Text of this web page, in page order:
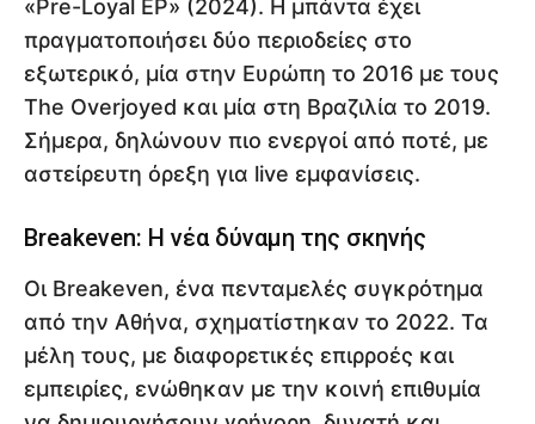
«Pre-Loyal EP» (2024). Η μπάντα έχει
πραγματοποιήσει δύο περιοδείες στο
εξωτερικό, μία στην Ευρώπη το 2016 με τους
The Overjoyed και μία στη Βραζιλία το 2019.
Σήμερα, δηλώνουν πιο ενεργοί από ποτέ, με
αστείρευτη όρεξη για live εμφανίσεις.
Breakeven: Η νέα δύναμη της σκηνής
Οι Breakeven, ένα πενταμελές συγκρότημα
από την Αθήνα, σχηματίστηκαν το 2022. Τα
μέλη τους, με διαφορετικές επιρροές και
εμπειρίες, ενώθηκαν με την κοινή επιθυμία